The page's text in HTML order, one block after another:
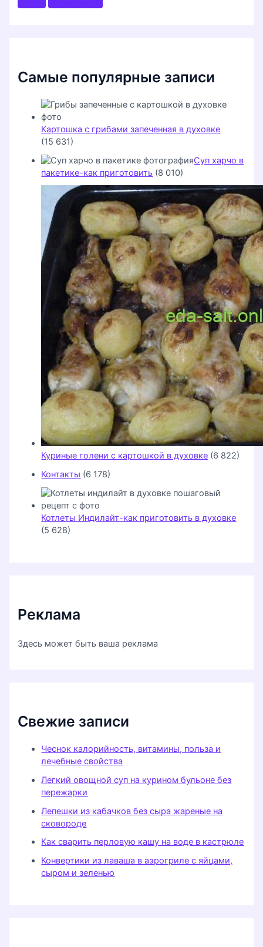
Самые популярные записи
Картошка с грибами запеченная в духовке
(15 631)
Суп харчо в
пакетике-как приготовить (8 010)
Куриные голени с картошкой в духовке (6 822)
Контакты (6 178)
Котлеты Индилайт-как приготовить в духовке
(5 628)
Реклама
Здесь может быть ваша реклама
Свежие записи
Чеснок калорийность, витамины, польза и
лечебные свойства
Легкий овощной суп на курином бульоне без
пережарки
Лепешки из кабачков без сыра жареные на
сковороде
Как сварить перловую кашу на воде в кастрюле
Конвертики из лаваша в аэрогриле с яйцами,
сыром и зеленью